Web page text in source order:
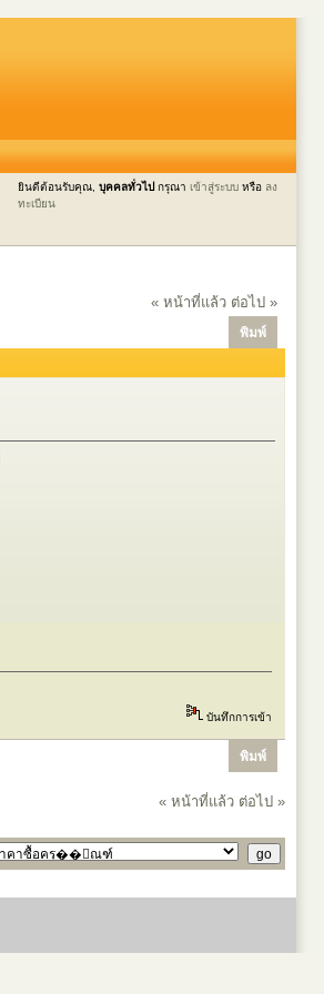
ยินดีต้อนรับคุณ, บุคคลทั่วไป กรุณา เข้าสู่ระบบ หรือ ลง
ทะเบียน
« หน้าที่แล้ว ต่อไป »
พิมพ์
บันทึกการเข้า
พิมพ์
« หน้าที่แล้ว ต่อไป »